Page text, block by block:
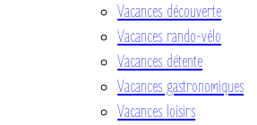
Vacances découverte
Vacances rando-vélo
Vacances détente
Vacances gastronomiques
Vacances loisirs